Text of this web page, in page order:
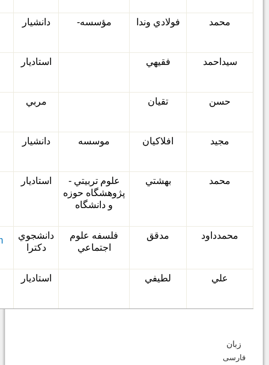
محمد فولادي وندا مؤسسه- دانشيار
سيداحمد فقيهي استاديار
حسن تقيان مربي
مجيد افلاكيان موسسه دانشيار
محمد بهشتي علوم تربيتي-
پژوهشگاه حوزه
و دانشگاه
استاديار
محمدداود مدقق
فلسفه علوم
اجتماعي
دانشجوي
دكترا
علي لطيفي استاديار
زبان
فارسی